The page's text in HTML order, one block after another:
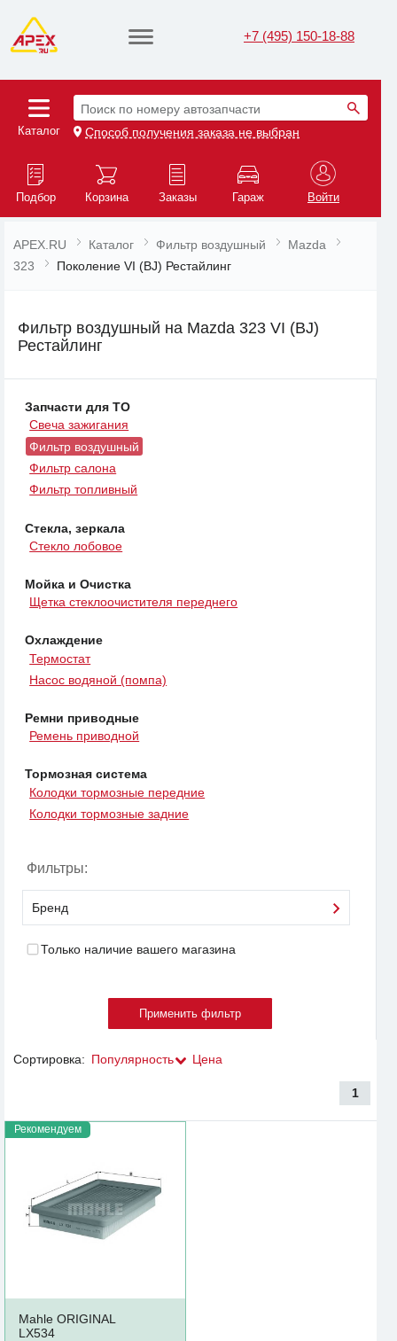
+7 (495) 150-18-88
Каталог
Поиск по номеру автозапчасти
Способ получения заказа не выбран
Подбор Корзина Заказы Гараж Войти
APEX.RU Каталог Фильтр воздушный
Mazda
323
Поколение VI (BJ) Рестайлинг
Фильтр воздушный на Mazda 323 VI (BJ)
Рестайлинг
Запчасти для ТО
Свеча зажигания
Фильтр воздушный
Фильтр салона
Фильтр топливный
Стекла, зеркала
Стекло лобовое
Мойка и Очистка
Щетка стеклоочистителя переднего
Охлаждение
Термостат
Насос водяной (помпа)
Ремни приводные
Ремень приводной
Тормозная система
Колодки тормозные передние
Колодки тормозные задние
Фильтры:
Бренд
Только наличие вашего магазина
Сортировка: Популярность Цена
1
Рекомендуем
Mahle ORIGINAL
LX534